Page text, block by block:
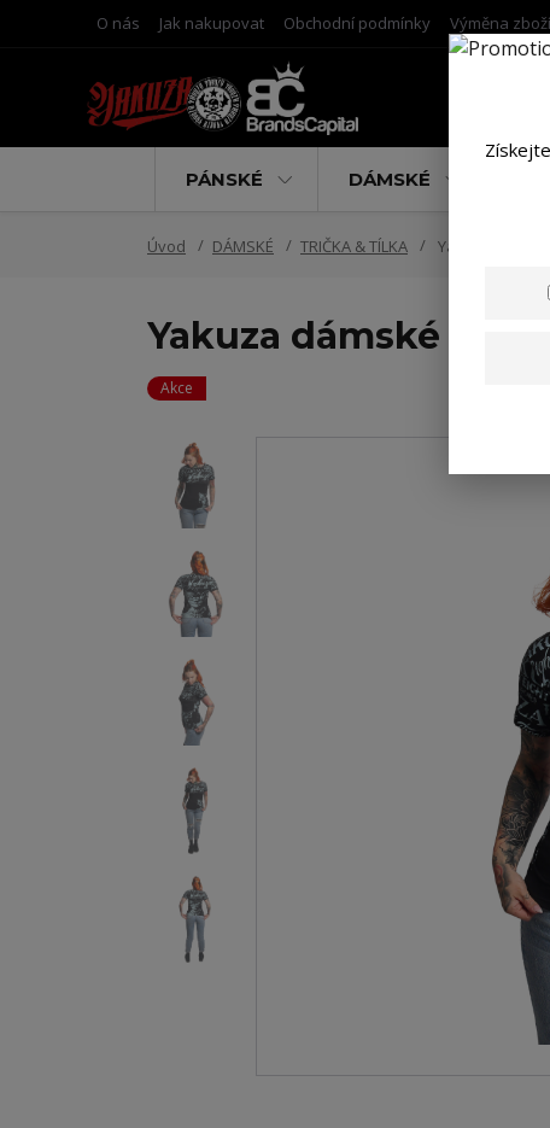
O nás Jak nakupovat Obchodní podmínky Výměna zboží
PÁNSKÉ DÁMSKÉ
Úvod DÁMSKÉ TRIČKA & TÍLKA Yakuza
Yakuza dámské tílko
Akce